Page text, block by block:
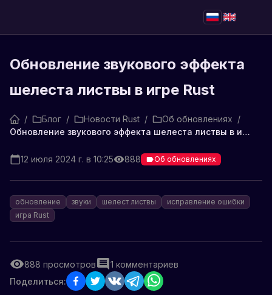
Обновление звукового эффекта
шелеста листвы в игре Rust
/ Блог / Новости Rust / Об обновлениях /
Обновление звукового эффекта шелеста листвы в игре Rust
12 июля 2024 г. в 10:25 888 Об обновлениях
обновление звуки шелест листвы
исправление ошибки
игра Rust
888 просмотров 1 комментариев
Поделиться: